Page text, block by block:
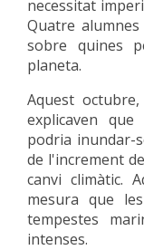
necessitat
Quatre alumnes
sobre quines
planeta.
Aquest
explicaven
podria inundar-
de l'increment
canvi climàtic.
mesura que
tempestes
intenses.